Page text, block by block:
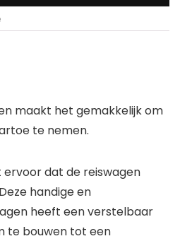
maakt het gemakkelijk om
te nemen.
dat de reiswagen
handige en
heeft een verstelbaar
te bouwen tot een